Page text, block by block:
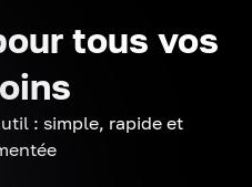
tous vos
: simple, rapide et